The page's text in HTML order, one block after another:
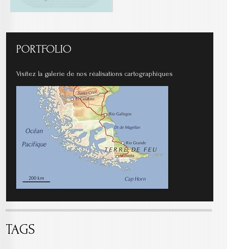
PORTFOLIO
Visitez la galerie de nos réalisations cartographiques
TAGS